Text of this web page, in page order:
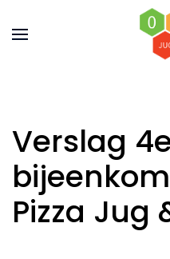
Verslag
Pizza Jug